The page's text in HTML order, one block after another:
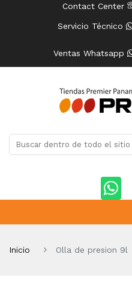
Contact Center
Servicio Técnico
Ventas Whatsapp
Inicio Olla de presion 9l